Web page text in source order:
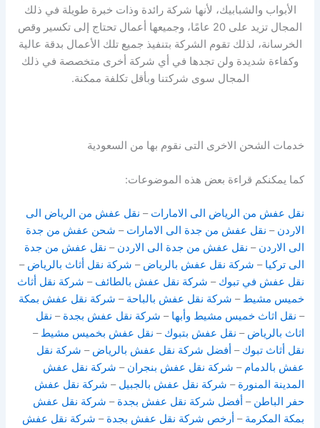
الأبواب والشبابيك، لأنها شركة رائدة وذات خبرة طويلة في ذلك
المجال تزيد على 20 عامًا، وجميعها أعمال تحتاج إلى تكسير وقص
الخرسانة، لذلك تقوم الشركة بتنفيذ جميع تلك الأعمال بدقة عالية
وكفاءة شديدة ولن تجدها في أي شركة أخرى متخصصة في ذلك
المجال سوى شركتنا وبأقل تكلفة ممكنة.
خدمات الشحن الاخرى التى نقوم بها من السعودية
كما يمكنكم قراءة بعض هذه الموضوعات:
نقل عفش من الرياض الى الامارات – نقل عفش من الرياض الى
الاردن – نقل عفش من جدة الى الامارات – شحن عفش من جدة
الى الاردن – نقل عفش من جدة الى الاردن – نقل عفش من جدة
الى تركيا – شركة نقل عفش بالرياض – شركة نقل أثاث بالرياض –
نقل عفش في تبوك – شركة نقل عفش بالطائف – شركة نقل أثاث
خميس مشيط – شركة نقل عفش بالباحة – شركة نقل عفش بمكة
– نقل اثاث خميس مشيط وأبها – شركة نقل عفش بجدة – نقل
اثاث بالرياض – نقل عفش بتبوك – نقل عفش بخميس مشيط –
نقل أثاث تبوك – أفضل شركة نقل عفش بالرياض – شركة نقل
عفش بالدمام – شركة نقل عفش بنجران – شركة نقل عفش
المدينة المنورة – شركة نقل عفش بالجبيل – شركة نقل عفش
حفر الباطن – أفضل شركة نقل عفش بجدة – شركة نقل عفش
بمكة المكرمة – أرخص شركة نقل عفش بجدة – شركة نقل عفش